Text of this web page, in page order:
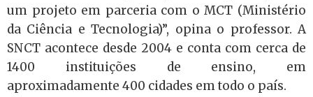
um projeto em parceria com o MCT (Ministério
da Ciência e Tecnologia)”, opina o professor. A
SNCT acontece desde 2004 e conta com cerca de
1400 instituições de ensino, em
aproximadamente 400 cidades em todo o país.